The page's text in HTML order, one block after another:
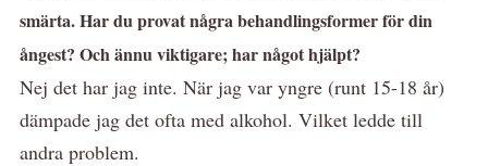
smärta. Har du provat några behandlingsformer för din
ångest? Och ännu viktigare; har något hjälpt?
Nej det har jag inte. När jag var yngre (runt 15-18 år)
dämpade jag det ofta med alkohol. Vilket ledde till
andra problem.